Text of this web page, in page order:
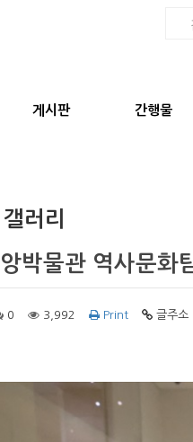
게시판 간행물
러리
박물관 역사문화
0 3,992 Print 글주소